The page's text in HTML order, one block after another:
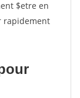
$etre en
rapidement